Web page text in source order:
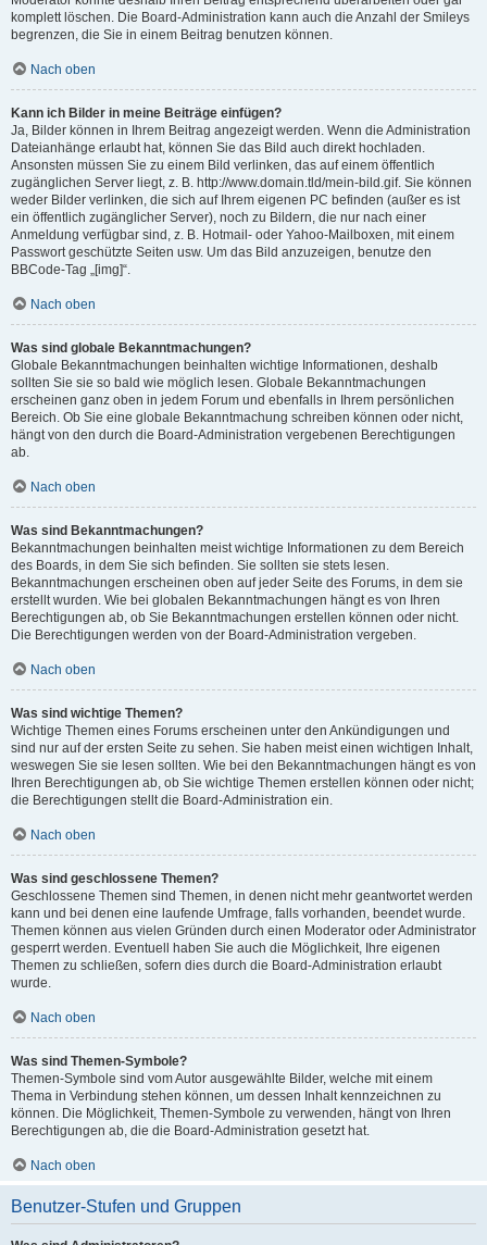
komplett löschen. Die Board-Administration kann auch die Anzahl der Smileys
begrenzen, die Sie in einem Beitrag benutzen können.
Nach oben
Kann ich Bilder in meine Beiträge einfügen?
Ja, Bilder können in Ihrem Beitrag angezeigt werden. Wenn die Administration
Dateianhänge erlaubt hat, können Sie das Bild auch direkt hochladen.
Ansonsten müssen Sie zu einem Bild verlinken, das auf einem öffentlich
zugänglichen Server liegt, z. B. http://www.domain.tld/mein-bild.gif. Sie können
weder Bilder verlinken, die sich auf Ihrem eigenen PC befinden (außer es ist
ein öffentlich zugänglicher Server), noch zu Bildern, die nur nach einer
Anmeldung verfügbar sind, z. B. Hotmail- oder Yahoo-Mailboxen, mit einem
Passwort geschützte Seiten usw. Um das Bild anzuzeigen, benutze den
BBCode-Tag „[img]“.
Nach oben
Was sind globale Bekanntmachungen?
Globale Bekanntmachungen beinhalten wichtige Informationen, deshalb
sollten Sie sie so bald wie möglich lesen. Globale Bekanntmachungen
erscheinen ganz oben in jedem Forum und ebenfalls in Ihrem persönlichen
Bereich. Ob Sie eine globale Bekanntmachung schreiben können oder nicht,
hängt von den durch die Board-Administration vergebenen Berechtigungen
ab.
Nach oben
Was sind Bekanntmachungen?
Bekanntmachungen beinhalten meist wichtige Informationen zu dem Bereich
des Boards, in dem Sie sich befinden. Sie sollten sie stets lesen.
Bekanntmachungen erscheinen oben auf jeder Seite des Forums, in dem sie
erstellt wurden. Wie bei globalen Bekanntmachungen hängt es von Ihren
Berechtigungen ab, ob Sie Bekanntmachungen erstellen können oder nicht.
Die Berechtigungen werden von der Board-Administration vergeben.
Nach oben
Was sind wichtige Themen?
Wichtige Themen eines Forums erscheinen unter den Ankündigungen und
sind nur auf der ersten Seite zu sehen. Sie haben meist einen wichtigen Inhalt,
weswegen Sie sie lesen sollten. Wie bei den Bekanntmachungen hängt es von
Ihren Berechtigungen ab, ob Sie wichtige Themen erstellen können oder nicht;
die Berechtigungen stellt die Board-Administration ein.
Nach oben
Was sind geschlossene Themen?
Geschlossene Themen sind Themen, in denen nicht mehr geantwortet werden
kann und bei denen eine laufende Umfrage, falls vorhanden, beendet wurde.
Themen können aus vielen Gründen durch einen Moderator oder Administrator
gesperrt werden. Eventuell haben Sie auch die Möglichkeit, Ihre eigenen
Themen zu schließen, sofern dies durch die Board-Administration erlaubt
wurde.
Nach oben
Was sind Themen-Symbole?
Themen-Symbole sind vom Autor ausgewählte Bilder, welche mit einem
Thema in Verbindung stehen können, um dessen Inhalt kennzeichnen zu
können. Die Möglichkeit, Themen-Symbole zu verwenden, hängt von Ihren
Berechtigungen ab, die die Board-Administration gesetzt hat.
Nach oben
Benutzer-Stufen und Gruppen